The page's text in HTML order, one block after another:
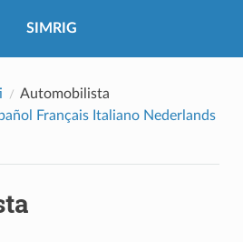
SIMRIG
Automobilista
Français Italiano Nederlands